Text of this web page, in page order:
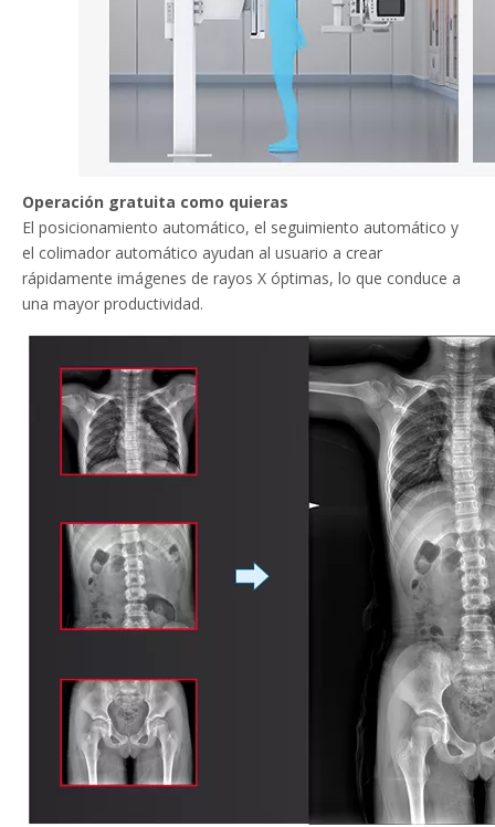
Operación gratuita como quieras
El posicionamiento automático, el seguimiento automático y
el colimador automático ayudan al usuario a crear
rápidamente imágenes de rayos X óptimas, lo que conduce a
una mayor productividad.